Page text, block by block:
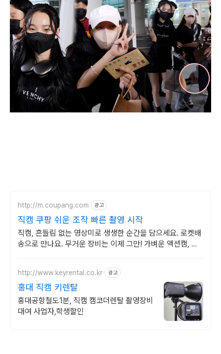
http://m.coupang.com 광고
직캠 쿠팡 쉬운 조작 빠른 촬영 시작
직캠, 흔들림 없는 영상미로 생생한 순간을 담으세요. 로켓배
송으로 만나요. 무거운 장비는 이제 그만! 가벼운 액션캠, 자
http://www.keyrental.co.kr 광고
홍대 직캠 키렌탈
홍대공항철도1분, 직캠 캠코더렌탈 촬영장비
대여 사업자,학생할인